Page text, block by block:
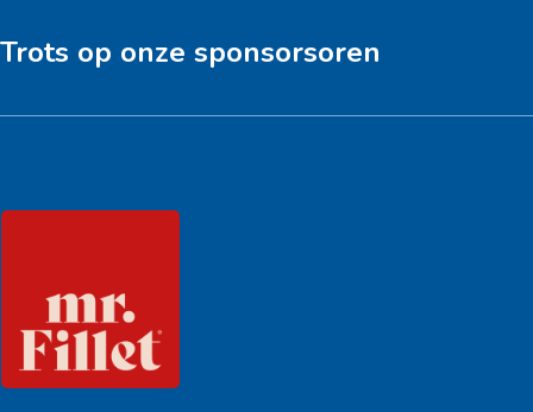
Trots op onze sponsorsoren